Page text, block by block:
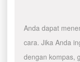
Anda dapat
cara. Jika Anda
dengan kompas,